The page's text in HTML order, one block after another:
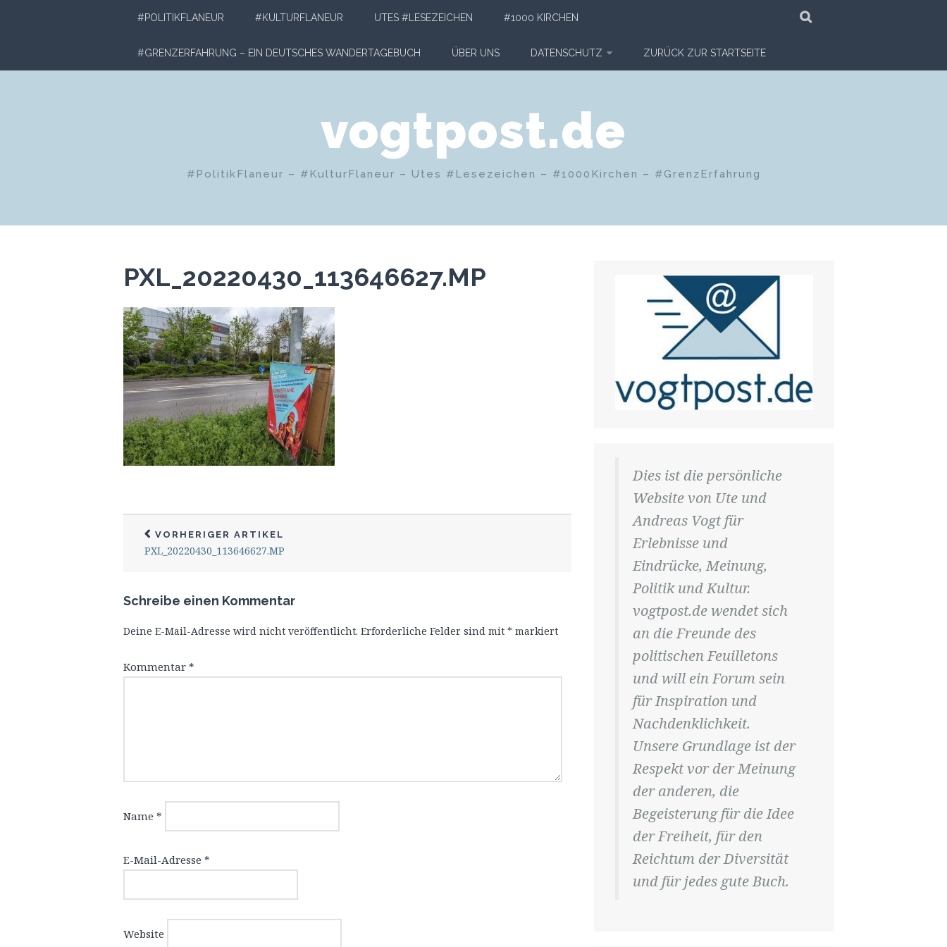
#POLITIKFLANEUR #KULTURFLANEUR UTES #LESEZEICHEN #1000 KIRCHEN
#GRENZERFAHRUNG – EIN DEUTSCHES WANDERTAGEBUCH ÜBER UNS DATENSCHUTZ ZURÜCK ZUR STARTSEITE
vogtpost.de
#PolitikFlaneur – #KulturFlaneur – Utes #Lesezeichen – #1000Kirchen – #GrenzErfahrung
PXL_20220430_113646627.MP
VORHERIGER ARTIKEL
PXL_20220430_113646627.MP
Schreibe einen Kommentar
Deine E-Mail-Adresse wird nicht veröffentlicht. Erforderliche Felder sind mit * markiert
Kommentar *
Name *
E-Mail-Adresse *
Website
Dies ist die persönliche
Website von Ute und
Andreas Vogt für
Erlebnisse und
Eindrücke, Meinung,
Politik und Kultur.
vogtpost.de wendet sich
an die Freunde des
politischen Feuilletons
und will ein Forum sein
für Inspiration und
Nachdenklichkeit.
Unsere Grundlage ist der
Respekt vor der Meinung
der anderen, die
Begeisterung für die Idee
der Freiheit, für den
Reichtum der Diversität
und für jedes gute Buch.